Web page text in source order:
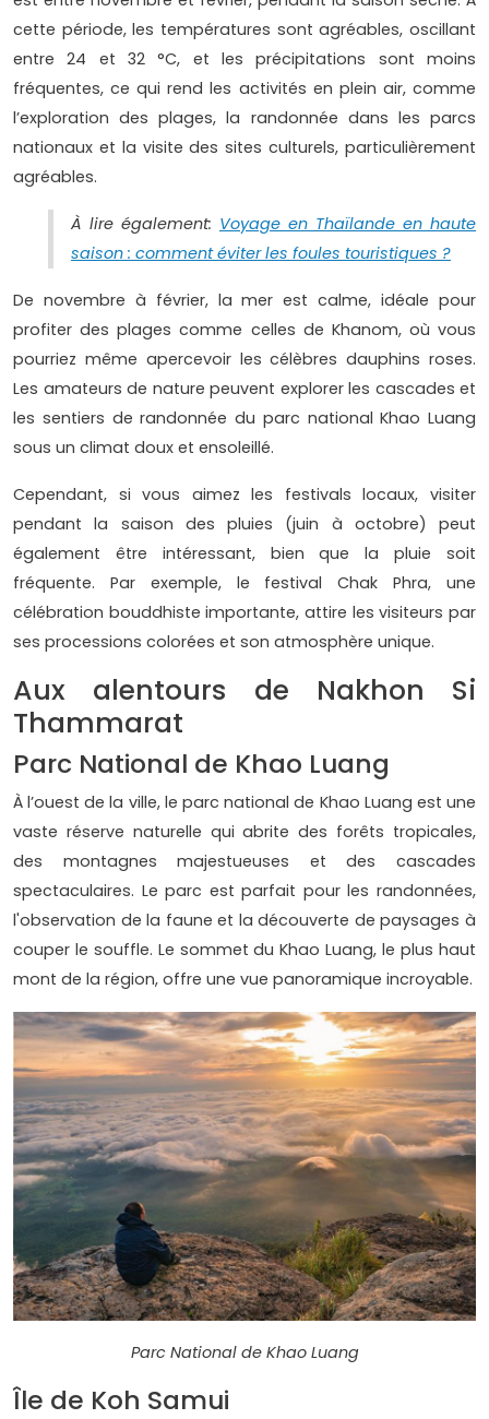
cette période, les températures sont agréables, oscillant
entre 24 et 32 °C, et les précipitations sont moins
fréquentes, ce qui rend les activités en plein air, comme
l’exploration des plages, la randonnée dans les parcs
nationaux et la visite des sites culturels, particulièrement
agréables.
À lire également: Voyage en Thaïlande en haute
saison : comment éviter les foules touristiques ?
De novembre à février, la mer est calme, idéale pour
profiter des plages comme celles de Khanom, où vous
pourriez même apercevoir les célèbres dauphins roses.
Les amateurs de nature peuvent explorer les cascades et
les sentiers de randonnée du parc national Khao Luang
sous un climat doux et ensoleillé.
Cependant, si vous aimez les festivals locaux, visiter
pendant la saison des pluies (juin à octobre) peut
également être intéressant, bien que la pluie soit
fréquente. Par exemple, le festival Chak Phra, une
célébration bouddhiste importante, attire les visiteurs par
ses processions colorées et son atmosphère unique.
Aux alentours de Nakhon Si
Thammarat
Parc National de Khao Luang
À l’ouest de la ville, le parc national de Khao Luang est une
vaste réserve naturelle qui abrite des forêts tropicales,
des montagnes majestueuses et des cascades
spectaculaires. Le parc est parfait pour les randonnées,
l'observation de la faune et la découverte de paysages à
couper le souffle. Le sommet du Khao Luang, le plus haut
mont de la région, offre une vue panoramique incroyable.
Parc National de Khao Luang
Île de Koh Samui